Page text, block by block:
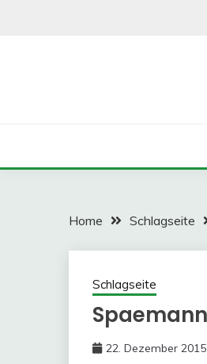
Home Schlagseite
Schlagseite
22. Dezember 2015